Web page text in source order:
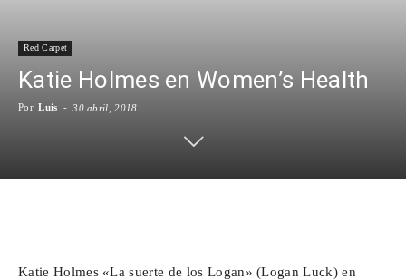
Cinéfilos
Red Carpet
Katie Holmes en Women’s Health
Por Luis - 30 abril, 2018
Katie Holmes «La suerte de los Logan» (Logan Luck) en